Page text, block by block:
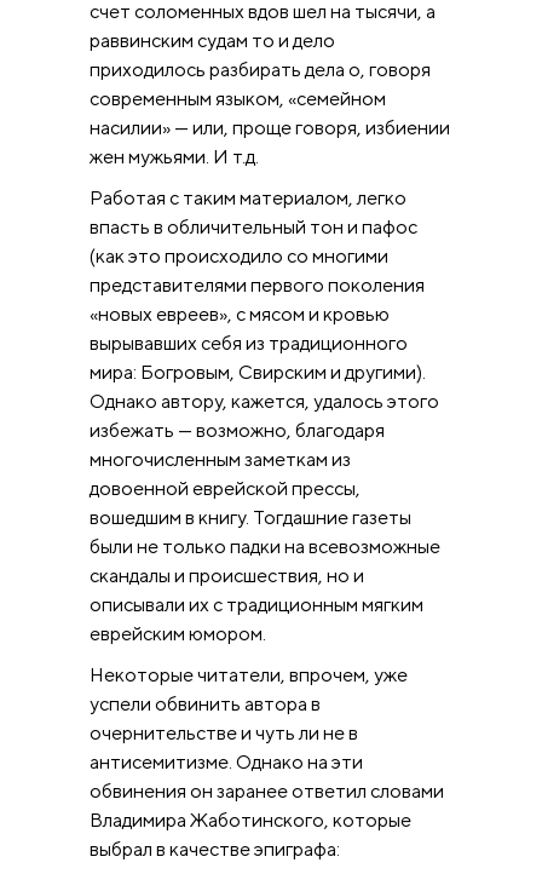
счет соломенных вдов шел на тысячи, а
раввинским судам то и дело
приходилось разбирать дела о, говоря
современным языком, «семейном
насилии» — или, проще говоря, избиении
жен мужьями. И т.д.
Работая с таким материалом, легко
впасть в обличительный тон и пафос
(как это происходило со многими
представителями первого поколения
«новых евреев», с мясом и кровью
вырывавших себя из традиционного
мира: Богровым, Свирским и другими).
Однако автору, кажется, удалось этого
избежать — возможно, благодаря
многочисленным заметкам из
довоенной еврейской прессы,
вошедшим в книгу. Тогдашние газеты
были не только падки на всевозможные
скандалы и происшествия, но и
описывали их с традиционным мягким
еврейским юмором.
Некоторые читатели, впрочем, уже
успели обвинить автора в
очернительстве и чуть ли не в
антисемитизме. Однако на эти
обвинения он заранее ответил словами
Владимира Жаботинского, которые
выбрал в качестве эпиграфа: